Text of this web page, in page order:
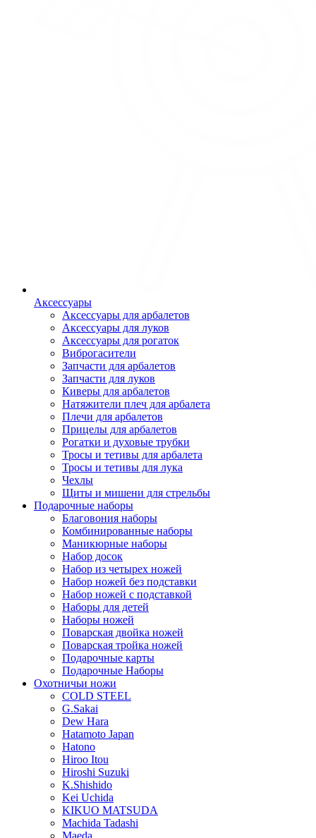
Аксессуары
Аксессуары для арбалетов
Аксессуары для луков
Аксессуары для рогаток
Виброгасители
Запчасти для арбалетов
Запчасти для луков
Киверы для арбалетов
Натяжители плеч для арбалета
Плечи для арбалетов
Прицелы для арбалетов
Рогатки и духовые трубки
Тросы и тетивы для арбалета
Тросы и тетивы для лука
Чехлы
Щиты и мишени для стрельбы
Подарочные наборы
Благовония наборы
Комбинированные наборы
Маникюрные наборы
Набор досок
Набор из четырех ножей
Набор ножей без подставки
Набор ножей с подставкой
Наборы для детей
Наборы ножей
Поварская двойка ножей
Поварская тройка ножей
Подарочные карты
Подарочные Наборы
Охотничьи ножи
COLD STEEL
G.Sakai
Dew Hara
Hatamoto Japan
Hatono
Hiroo Itou
Hiroshi Suzuki
K.Shishido
Kei Uchida
KIKUO MATSUDA
Machida Tadashi
Maeda